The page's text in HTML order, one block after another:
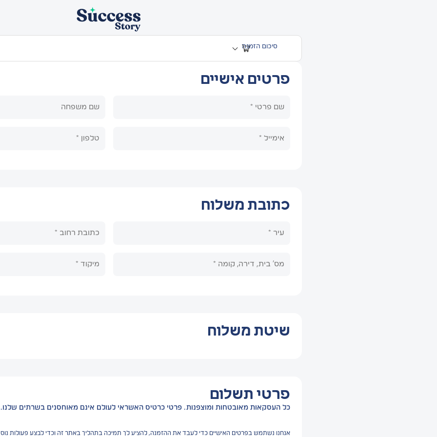
סיכום הזמנה
פרטים אישיים
כתובת משלוח
שיטת משלוח
פרטי תשלום
כל העסקאות מאובטחות ומוצפנות. פרטי כרטיס האשראי לעולם אינם מאוחסנים בשרתים שלנו.
אנחנו נשתמש בפרטים האישיים כדי לעבד את ההזמנה, להציע לך תמיכה בתהליך באתר זה וכדי לבצע פעולות